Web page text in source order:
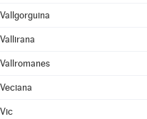
Vallgorguina
Vallirana
Vallromanes
Veciana
Vic